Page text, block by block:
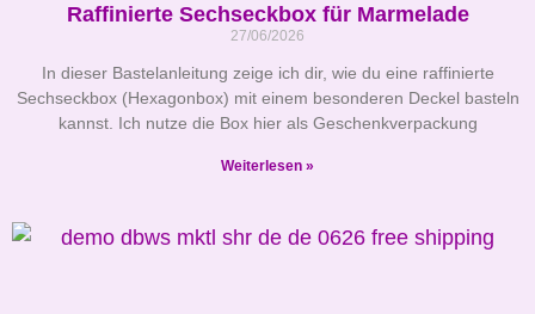
Raffinierte Sechseckbox für Marmelade
27/06/2026
In dieser Bastelanleitung zeige ich dir, wie du eine raffinierte
Sechseckbox (Hexagonbox) mit einem besonderen Deckel basteln
kannst. Ich nutze die Box hier als Geschenkverpackung
Weiterlesen »